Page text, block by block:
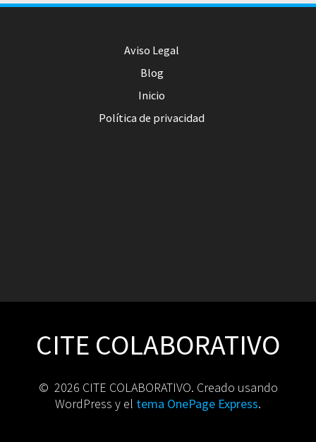
Aviso Legal
Blog
Inicio
Política de privacidad
CITE COLABORATIVO
© 2026 CITE COLABORATIVO. Creado usando
WordPress y el tema OnePage Express.